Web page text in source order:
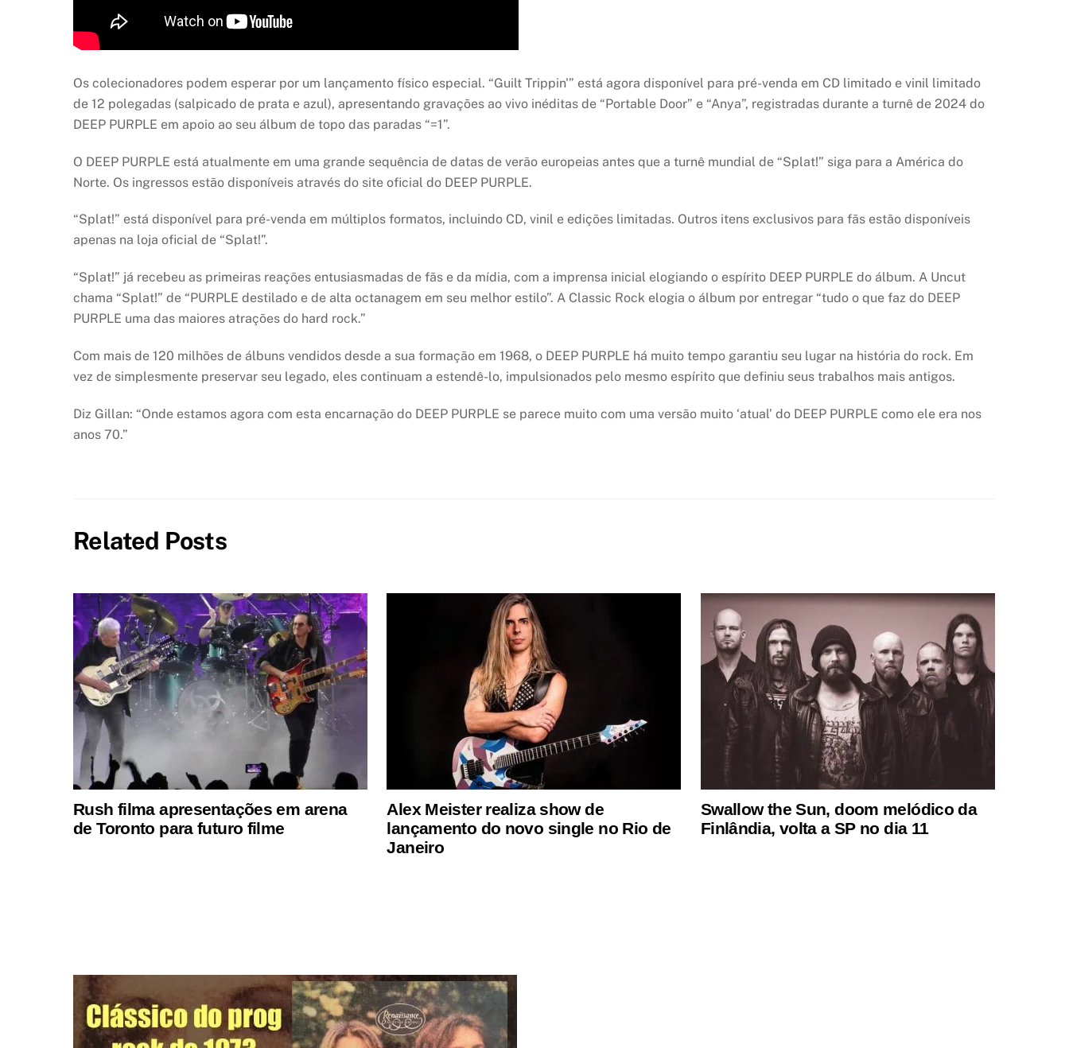
Os colecionadores podem esperar por um lançamento físico especial. “Guilt Trippin'” está agora disponível para pré-venda em CD limitado e vinil limitado
de 12 polegadas (salpicado de prata e azul), apresentando gravações ao vivo inéditas de “Portable Door” e “Anya”, registradas durante a turnê de 2024 do
DEEP PURPLE em apoio ao seu álbum de topo das paradas “=1”.
O DEEP PURPLE está atualmente em uma grande sequência de datas de verão europeias antes que a turnê mundial de “Splat!” siga para a América do
Norte. Os ingressos estão disponíveis através do site oficial do DEEP PURPLE.
“Splat!” está disponível para pré-venda em múltiplos formatos, incluindo CD, vinil e edições limitadas. Outros itens exclusivos para fãs estão disponíveis
apenas na loja oficial de “Splat!”.
“Splat!” já recebeu as primeiras reações entusiasmadas de fãs e da mídia, com a imprensa inicial elogiando o espírito DEEP PURPLE do álbum. A Uncut
chama “Splat!” de “PURPLE destilado e de alta octanagem em seu melhor estilo”. A Classic Rock elogia o álbum por entregar “tudo o que faz do DEEP
PURPLE uma das maiores atrações do hard rock.”
Com mais de 120 milhões de álbuns vendidos desde a sua formação em 1968, o DEEP PURPLE há muito tempo garantiu seu lugar na história do rock. Em
vez de simplesmente preservar seu legado, eles continuam a estendê-lo, impulsionados pelo mesmo espírito que definiu seus trabalhos mais antigos.
Diz Gillan: “Onde estamos agora com esta encarnação do DEEP PURPLE se parece muito com uma versão muito ‘atual’ do DEEP PURPLE como ele era nos
anos 70.”
Related Posts
Rush filma apresentações em arena
de Toronto para futuro filme
Alex Meister realiza show de
lançamento do novo single no Rio de
Janeiro
Swallow the Sun, doom melódico da
Finlândia, volta a SP no dia 11